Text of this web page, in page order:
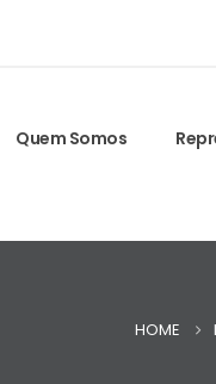
Quem Somos
HOME